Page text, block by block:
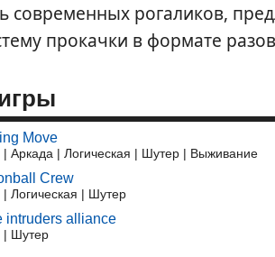
современных рогаликов,
прокачки в формате
Move
Аркада | Логическая | Шутер | Выживание
Crew
Логическая | Шутер
intruders alliance
| Шутер